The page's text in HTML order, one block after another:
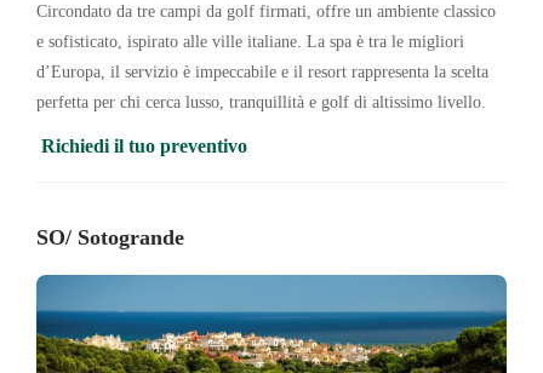
Circondato da tre campi da golf firmati, offre un ambiente classico
e sofisticato, ispirato alle ville italiane. La spa è tra le migliori
d’Europa, il servizio è impeccabile e il resort rappresenta la scelta
perfetta per chi cerca lusso, tranquillità e golf di altissimo livello.
Richiedi il tuo preventivo
SO/ Sotogrande